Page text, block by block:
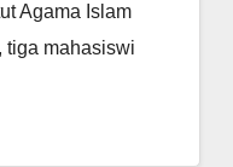
Agama Islam
tiga mahasiswi